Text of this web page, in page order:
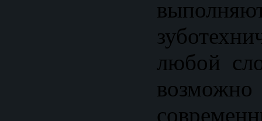
любой
возможно